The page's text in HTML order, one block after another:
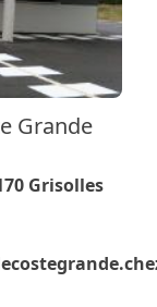
Grande
Grisolles